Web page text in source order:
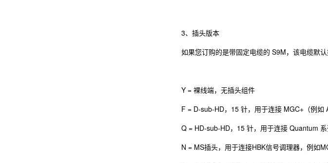
3、插头版本
如果您订购的是带固定电缆的 S9M，该电缆默
Y = 裸线端，无插头组件
F = D-sub-HD，15 针，用于连接 MGC+（例如
Q = HD-sub-HD，15 针，用于连接 Quantum
N = MS插头，用于连接HBK信号调理器，例如